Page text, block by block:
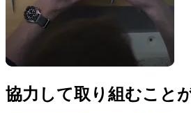
協力して取り組むこと